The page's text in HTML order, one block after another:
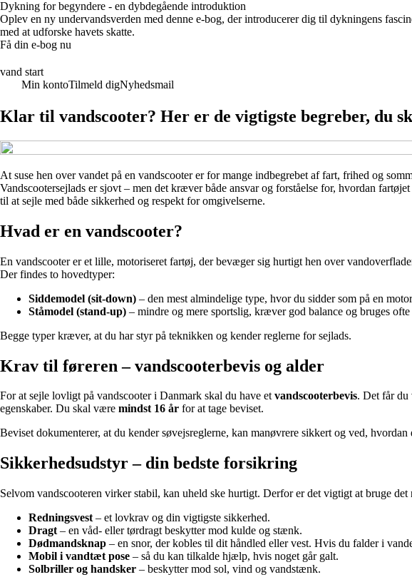
Dykning for begyndere - en dybdegående introduktion
Oplev en ny undervandsverden med denne e-bog, der introducerer dig til dykningens
med at udforske havets skatte.
Få din e-bog nu
vand start
Min kontoTilmeld digNyhedsmail
Klar til vandscooter? Her er de vigtigste begreber, du
At suse hen over vandet på en vandscooter er for mange indbegrebet af fart, frihed og
Vandscootersejlads er sjovt – men det kræver både ansvar og forståelse for, hvordan
til at sejle med både sikkerhed og respekt for omgivelserne.
Hvad er en vandscooter?
En vandscooter er et lille, motoriseret fartøj, der bevæger sig hurtigt hen over
Der findes to hovedtyper:
Siddemodel (sit-down) – den mest almindelige type, hvor du sidder som på en
Ståmodel (stand-up) – mindre og mere sportslig, kræver god balance og bruges
Begge typer kræver, at du har styr på teknikken og kender reglerne for sejlads.
Krav til føreren – vandscooterbevis og alder
For at sejle lovligt på vandscooter i Danmark skal du have etvandscooterbevis. Det får du
egenskaber. Du skal være mindst 16 år for at tage beviset.
Beviset dokumenterer, at du kender søvejsreglerne, kan manøvrere sikkert og ved,
Sikkerhedsudstyr – din bedste forsikring
Selvom vandscooteren virker stabil, kan uheld ske hurtigt. Derfor er det vigtigt at bruge det
Redningsvest – et lovkrav og din vigtigste sikkerhed.
Dragt – en våd- eller tørdragt beskytter mod kulde og stænk.
Dødmandsknap – en snor, der kobles til dit håndled eller vest. Hvis du falder i
Mobil i vandtæt pose – så du kan tilkalde hjælp, hvis noget går galt.
Solbriller og handsker – beskytter mod sol, vind og vandstænk.